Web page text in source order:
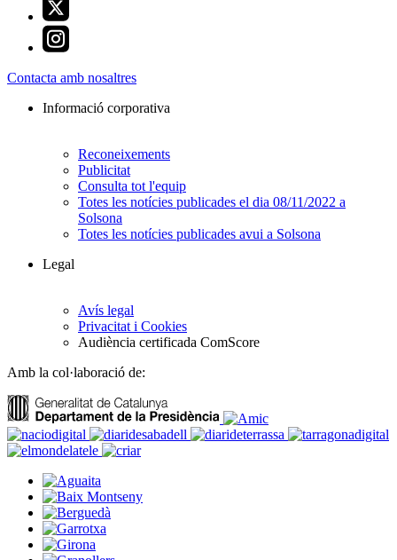
Contacta amb nosaltres
Informació corporativa
Reconeixements
Publicitat
Consulta tot l'equip
Totes les notícies publicades el dia 08/11/2022 a
Solsona
Totes les notícies publicades avui a Solsona
Legal
Avís legal
Privacitat i Cookies
Audiència certificada ComScore
Amb la col·laboració de: